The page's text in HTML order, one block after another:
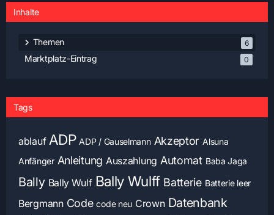
Inhalte
Themen 6
Marktplatz-Eintrag 0
Tags
ablauf ADP ADP / Gauselmann Akzeptor Alsuna
Anfänger Anleitung Auszahlung Automat Baba Jaga
Bally Bally Wulf Bally Wulff Batterie Batterie leer
Bergmann Code code neu Crown Datenbank